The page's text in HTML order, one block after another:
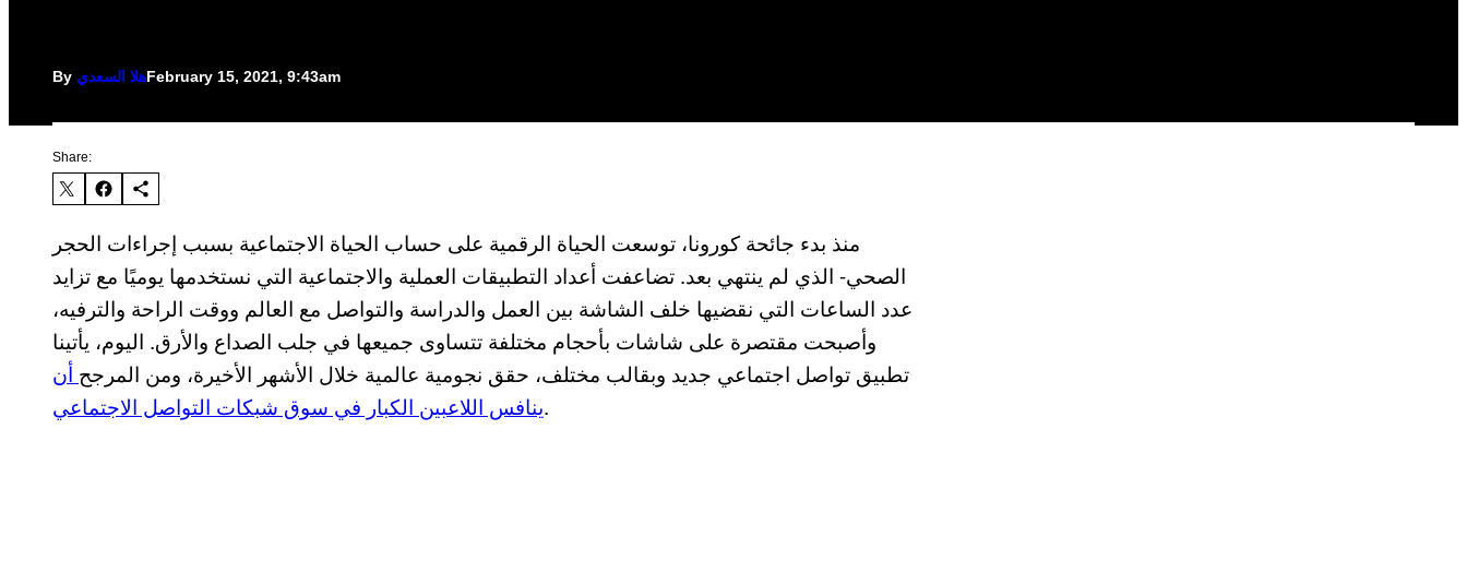
By هلا السعديFebruary 15, 2021, 9:43am
Share:
منذ بدء جائحة كورونا، توسعت الحياة الرقمية على حساب الحياة الاجتماعية بسبب إجراءات الحجر
الصحي- الذي لم ينتهي بعد. تضاعفت أعداد التطبيقات العملية والاجتماعية التي نستخدمها يوميًا مع تزايد
عدد الساعات التي نقضيها خلف الشاشة بين العمل والدراسة والتواصل مع العالم ووقت الراحة والترفيه،
وأصبحت مقتصرة على شاشات بأحجام مختلفة تتساوى جميعها في جلب الصداع والأرق. اليوم، يأتينا
تطبيق تواصل اجتماعي جديد وبقالب مختلف، حقق نجومية عالمية خلال الأشهر الأخيرة، ومن المرجح أن
ينافس اللاعبين الكبار في سوق شبكات التواصل الاجتماعي.